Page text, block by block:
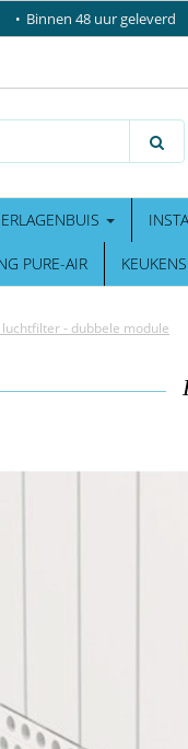
Binnen 48 uur geleverd
PURE-AIR
- dubbele module